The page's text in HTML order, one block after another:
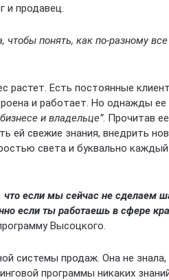
и продавец.
понять, как по-разному все
растет. Есть постоянные
и работает. Но однажды ее
и владельце”. Прочитав
ей свежие знания, внедрить
света и буквально
если мы сейчас не сделаем
если ты работаешь в сфере
Высоцкого.
системы продаж. Она не знала,
программы никаких